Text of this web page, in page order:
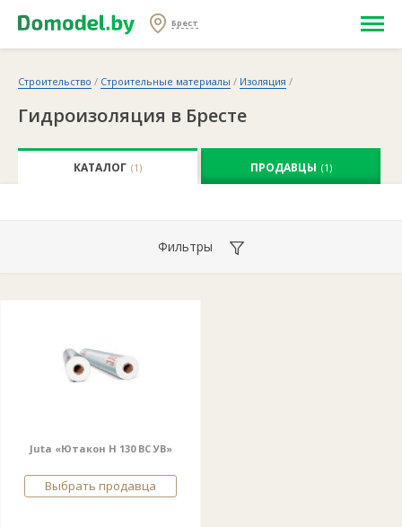
Брест
Строительство / Строительные материалы / Изоляция /
Гидроизоляция в Бресте
КАТАЛОГ (1) ПРОДАВЦЫ (1)
Фильтры
Juta «Ютакон Н 130 ВС УВ»
Выбрать продавца